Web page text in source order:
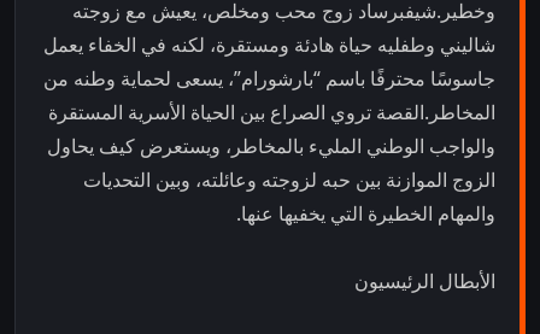
وخطير.شيفبرساد زوج محب ومخلص، يعيش مع زوجته
شاليني وطفليه حياة هادئة ومستقرة، لكنه في الخفاء يعمل
جاسوسًا محترفًا باسم “بارشورام”، يسعى لحماية وطنه من
المخاطر.القصة تروي الصراع بين الحياة الأسرية المستقرة
والواجب الوطني المليء بالمخاطر، ويستعرض كيف يحاول
الزوج الموازنة بين حبه لزوجته وعائلته، وبين التحديات
والمهام الخطيرة التي يخفيها عنها.
الأبطال الرئيسيون